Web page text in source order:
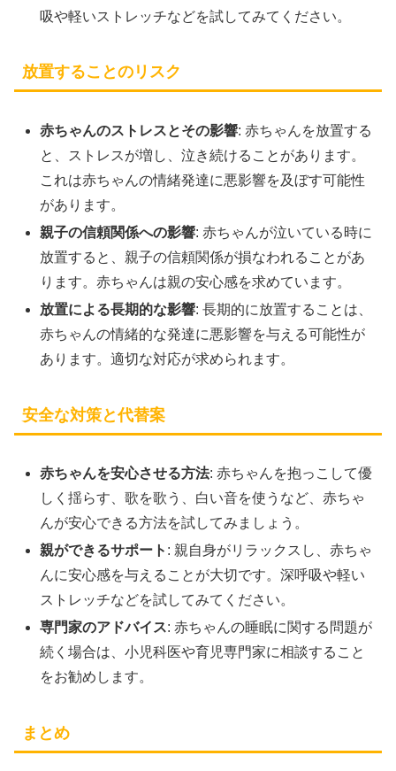
吸や軽いストレッチなどを試してみてください。
放置することのリスク
赤ちゃんのストレスとその影響: 赤ちゃんを放置する
と、ストレスが増し、泣き続けることがあります。
これは赤ちゃんの情緒発達に悪影響を及ぼす可能性
があります。
親子の信頼関係への影響: 赤ちゃんが泣いている時に
放置すると、親子の信頼関係が損なわれることがあ
ります。赤ちゃんは親の安心感を求めています。
放置による長期的な影響: 長期的に放置することは、
赤ちゃんの情緒的な発達に悪影響を与える可能性が
あります。適切な対応が求められます。
安全な対策と代替案
赤ちゃんを安心させる方法: 赤ちゃんを抱っこして優
しく揺らす、歌を歌う、白い音を使うなど、赤ちゃ
んが安心できる方法を試してみましょう。
親ができるサポート : 親自身がリラックスし、赤ちゃ
んに安心感を与えることが大切です。深呼吸や軽い
ストレッチなどを試してみてください。
専門家のアドバイス: 赤ちゃんの睡眠に関する問題が
続く場合は、小児科医や育児専門家に相談すること
をお勧めします。
まとめ